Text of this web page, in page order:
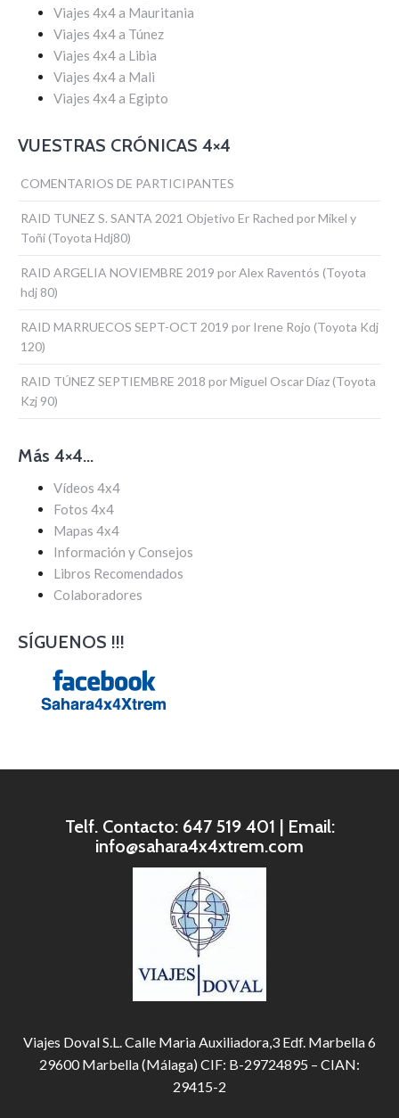
Viajes 4x4 a Mauritania
Viajes 4x4 a Túnez
Viajes 4x4 a Libia
Viajes 4x4 a Mali
Viajes 4x4 a Egipto
VUESTRAS CRÓNICAS 4×4
COMENTARIOS DE PARTICIPANTES
RAID TUNEZ S. SANTA 2021 Objetivo Er Rached por Mikel y
Toñi (Toyota Hdj80)
RAID ARGELIA NOVIEMBRE 2019 por Alex Raventós (Toyota
hdj 80)
RAID MARRUECOS SEPT-OCT 2019 por Irene Rojo (Toyota Kdj
120)
RAID TÚNEZ SEPTIEMBRE 2018 por Miguel Oscar Díaz (Toyota
Kzj 90)
Más 4×4…
Vídeos 4x4
Fotos 4x4
Mapas 4x4
Información y Consejos
Libros Recomendados
Colaboradores
SÍGUENOS !!!
Telf. Contacto: 647 519 401 | Email:
info@sahara4x4xtrem.com
Viajes Doval S.L. Calle Maria Auxiliadora,3 Edf. Marbella 6
29600 Marbella (Málaga) CIF: B-29724895 – CIAN:
29415-2